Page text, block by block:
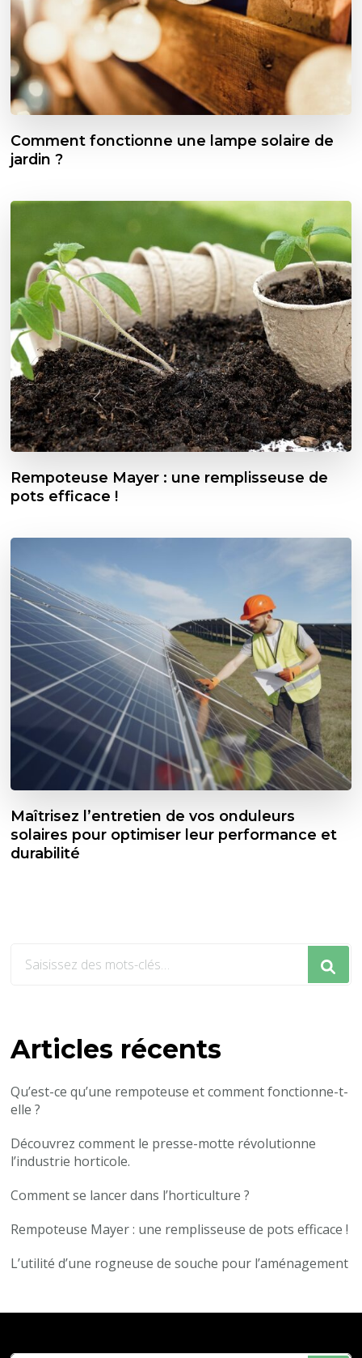
Comment fonctionne une lampe solaire de
jardin ?
Rempoteuse Mayer : une remplisseuse de
pots efficace !
Maîtrisez l’entretien de vos onduleurs
solaires pour optimiser leur performance et
durabilité
?
Articles récents
Qu’est-ce qu’une rempoteuse et comment fonctionne-t-
elle ?
Découvrez comment le presse-motte révolutionne
l’industrie horticole.
Comment se lancer dans l’horticulture ?
Rempoteuse Mayer : une remplisseuse de pots efficace !
L’utilité d’une rogneuse de souche pour l’aménagement